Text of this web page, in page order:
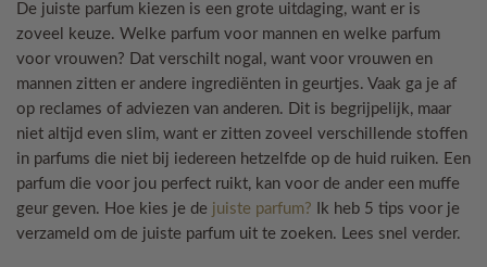
De juiste parfum kiezen is een grote uitdaging, want er is
zoveel keuze. Welke parfum voor mannen en welke parfum
voor vrouwen? Dat verschilt nogal, want voor vrouwen en
mannen zitten er andere ingrediënten in geurtjes. Vaak ga je af
op reclames of adviezen van anderen. Dit is begrijpelijk, maar
niet altijd even slim, want er zitten zoveel verschillende stoffen
in parfums die niet bij iedereen hetzelfde op de huid ruiken. Een
parfum die voor jou perfect ruikt, kan voor de ander een muffe
geur geven. Hoe kies je de juiste parfum? Ik heb 5 tips voor je
verzameld om de juiste parfum uit te zoeken. Lees snel verder.